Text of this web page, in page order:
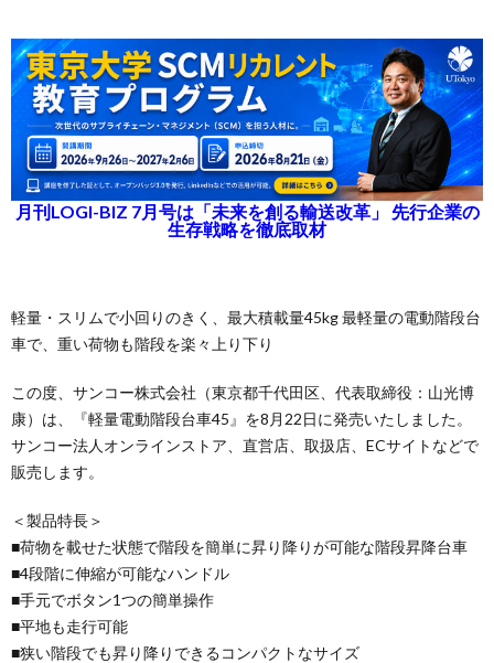
月刊LOGI-BIZ 7月号は「未来を創る輸送改革」 先行企業の
生存戦略を徹底取材
軽量・スリムで小回りのきく、最大積載量45kg 最軽量の電動階段台
車で、重い荷物も階段を楽々上り下り
この度、サンコー株式会社（東京都千代田区、代表取締役：山光博
康）は、『軽量電動階段台車45』を8月22日に発売いたしました。
サンコー法人オンラインストア、直営店、取扱店、ECサイトなどで
販売します。
＜製品特長＞
■荷物を載せた状態で階段を簡単に昇り降りが可能な階段昇降台車
■4段階に伸縮が可能なハンドル
■手元でボタン1つの簡単操作
■平地も走行可能
■狭い階段でも昇り降りできるコンパクトなサイズ